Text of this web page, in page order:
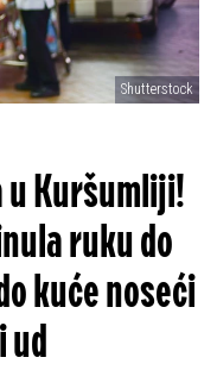
Shutterstock
u Kuršumliji!
ruku do
kuće noseći
ud